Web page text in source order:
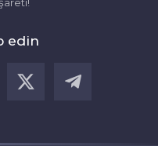
edin